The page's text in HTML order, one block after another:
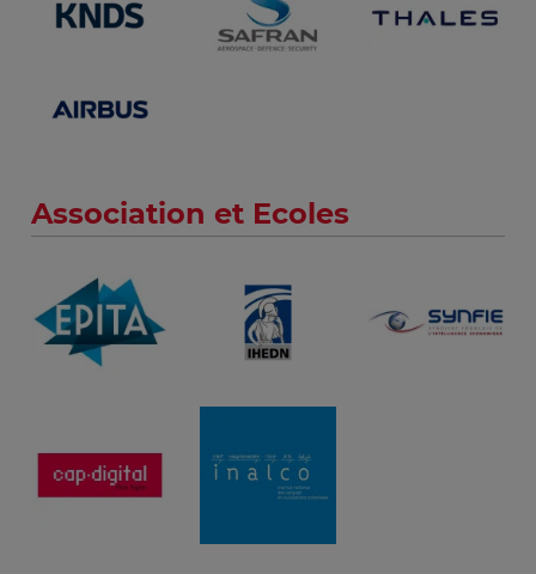
Association et Ecoles